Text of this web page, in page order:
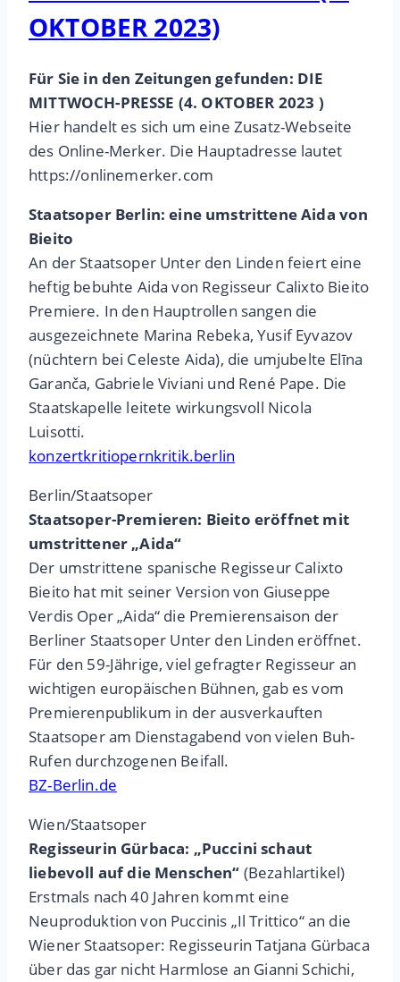
OKTOBER 2023)
Für Sie in den Zeitungen gefunden: DIE
MITTWOCH-PRESSE (4. OKTOBER 2023 )
Hier handelt es sich um eine Zusatz-Webseite
des Online-Merker. Die Hauptadresse lautet
https://onlinemerker.com
Staatsoper Berlin: eine umstrittene Aida von
Bieito
An der Staatsoper Unter den Linden feiert eine
heftig bebuhte Aida von Regisseur Calixto Bieito
Premiere. In den Hauptrollen sangen die
ausgezeichnete Marina Rebeka, Yusif Eyvazov
(nüchtern bei Celeste Aida), die umjubelte Elīna
Garanča, Gabriele Viviani und René Pape. Die
Staatskapelle leitete wirkungsvoll Nicola
Luisotti.
konzertkritiopernkritik.berlin
Berlin/Staatsoper
Staatsoper-Premieren: Bieito eröffnet mit
umstrittener „Aida“
Der umstrittene spanische Regisseur Calixto
Bieito hat mit seiner Version von Giuseppe
Verdis Oper „Aida“ die Premierensaison der
Berliner Staatsoper Unter den Linden eröffnet.
Für den 59-Jährige, viel gefragter Regisseur an
wichtigen europäischen Bühnen, gab es vom
Premierenpublikum in der ausverkauften
Staatsoper am Dienstagabend von vielen Buh-
Rufen durchzogenen Beifall.
BZ-Berlin.de
Wien/Staatsoper
Regisseurin Gürbaca: „Puccini schaut
liebevoll auf die Menschen“ (Bezahlartikel)
Erstmals nach 40 Jahren kommt eine
Neuproduktion von Puccinis „Il Trittico“ an die
Wiener Staatsoper: Regisseurin Tatjana Gürbaca
über das gar nicht Harmlose an Gianni Schichi,